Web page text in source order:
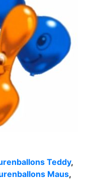
Teddy,
Maus,